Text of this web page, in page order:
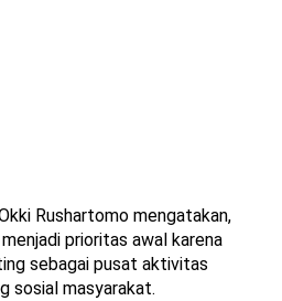
Rushartomo mengatakan,
prioritas awal karena
sebagai pusat aktivitas
sosial masyarakat.